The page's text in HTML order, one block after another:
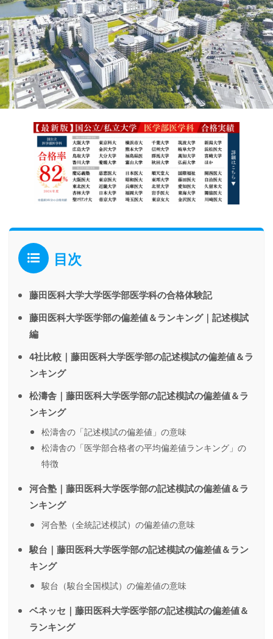
目次
藤田医科大学大学医学部医学科の合格体験記
藤田医科大学医学部の偏差値＆ランキング｜記述模試
編
4社比較｜藤田医科大学医学部の記述模試の偏差値＆ラ
ンキング
松濤舎｜藤田医科大学医学部の記述模試の偏差値＆ラ
ンキング
松濤舎の「記述模試の偏差値」の意味
松濤舎の「医学部合格者の平均偏差値ランキング」の
特徴
河合塾｜藤田医科大学医学部の記述模試の偏差値＆ラ
ンキング
河合塾（全統記述模試）の偏差値の意味
駿台｜藤田医科大学医学部の記述模試の偏差値＆ラン
キング
駿台（駿台全国模試）の偏差値の意味
ベネッセ｜藤田医科大学医学部の記述模試の偏差値＆
ランキング